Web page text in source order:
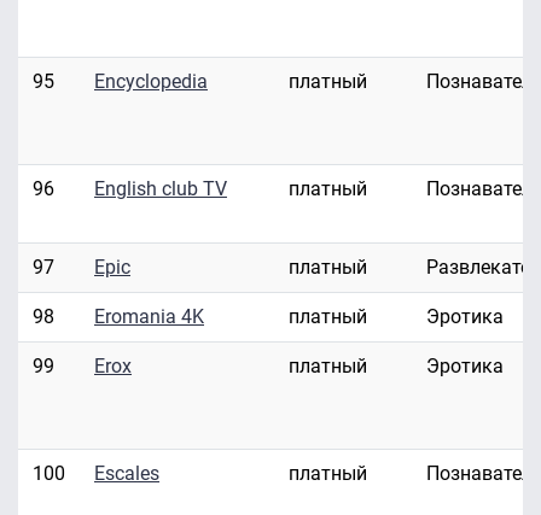
95 Encyclopedia платный
96 English club TV платный
97 Epic платный
98 Eromania 4K платный Эротика
99 Erox платный Эротика
100 Escales платный